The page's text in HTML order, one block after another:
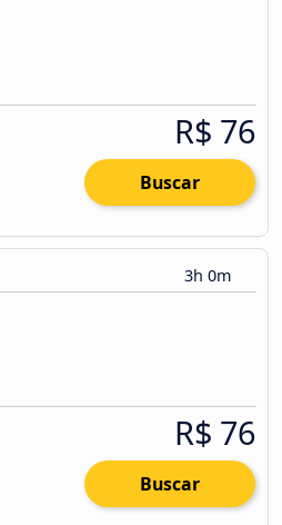
R$ 76
Buscar
3h 0m
R$ 76
Buscar